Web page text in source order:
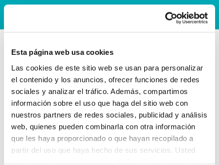
Esta página web usa cookies
Las cookies de este sitio web se usan para personalizar
el contenido y los anuncios, ofrecer funciones de redes
sociales y analizar el tráfico. Además, compartimos
información sobre el uso que haga del sitio web con
nuestros partners de redes sociales, publicidad y análisis
web, quienes pueden combinarla con otra información
que les haya proporcionado o que hayan recopilado a
partir del uso que haya hecho de sus servicios. Usted